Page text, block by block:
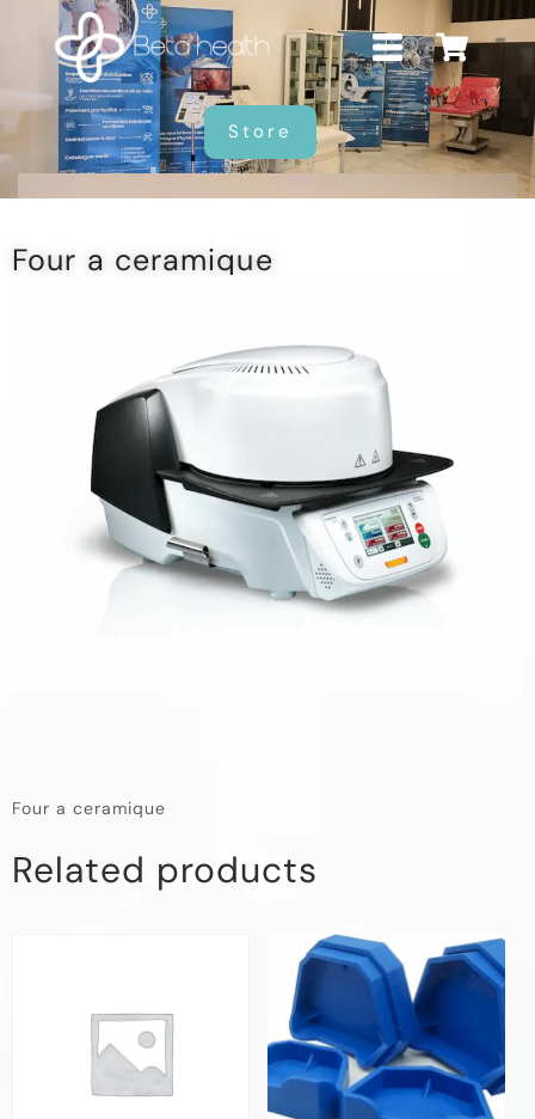
Store
Four a ceramique
Four a ceramique
Related products